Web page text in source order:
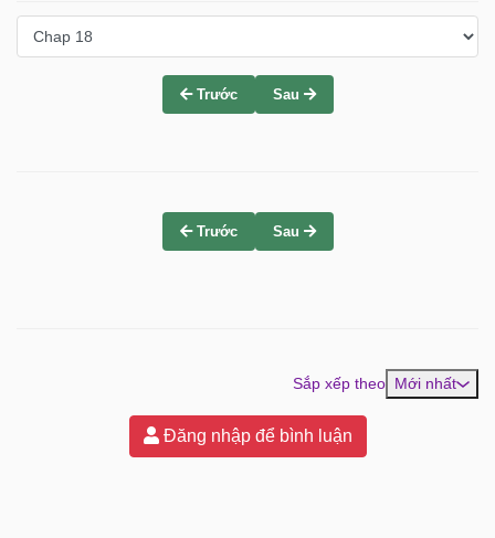
Trước Sau
Trước Sau
Sắp xếp theo Mới nhất
Đăng nhập để bình luận